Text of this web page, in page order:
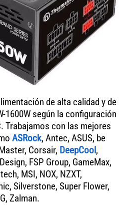
de alta calidad y de
1600W según la configuración
Trabajamos con las mejores
ASRock, Antec, ASUS, be
Corsair, DeepCool,
FSP Group, GameMax,
MSI, NOX, NZXT,
Silverstone, Super Flower,
Zalman.